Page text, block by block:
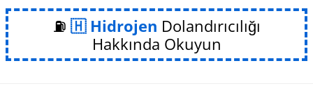
⛽ Hidrojen Dolandırıcılığı
Hakkında Okuyun